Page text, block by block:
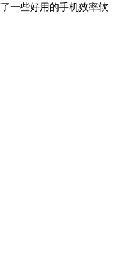
一些好用的手机效率软